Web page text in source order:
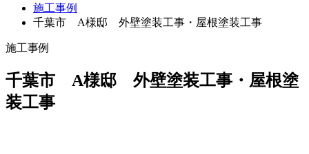
施工事例
千葉市 A様邸 外壁塗装工事・屋根塗装工事
施工事例
千葉市 A様邸 外壁塗装工事・屋根塗
装工事